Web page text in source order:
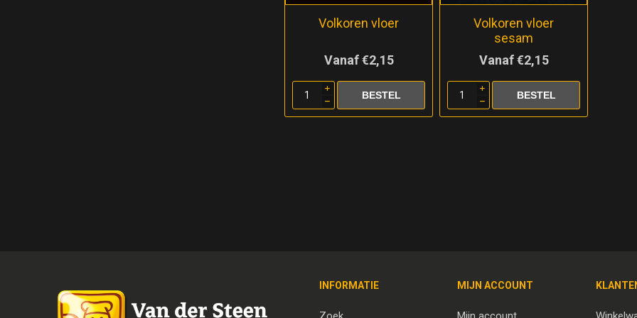
Volkoren vloer
Vanaf €2,15
i
h
Volkoren vloer
sesam
Vanaf €2,15
i
h
INFORMATIE MIJN ACCOUNT